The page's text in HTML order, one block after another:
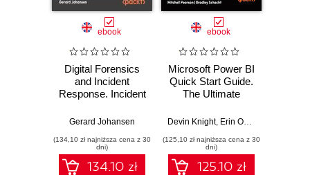
ebook
Digital Forensics
and Incident
Response. Incident
and techniques for
threat response -
Fourth Edition
Gerard Johansen
(134,10 zł najniższa cena z 30
dni)
134.10 zł
ebook
Microsoft Power BI
Quick Start Guide.
The Ultimate
to Power BI, Data
Tools, and
Microsoft Fabric -
Fourth Edition
Devin Knight, Erin Ostrowsky
(125,10 zł najniższa cena z 30
dni)
125.10 zł